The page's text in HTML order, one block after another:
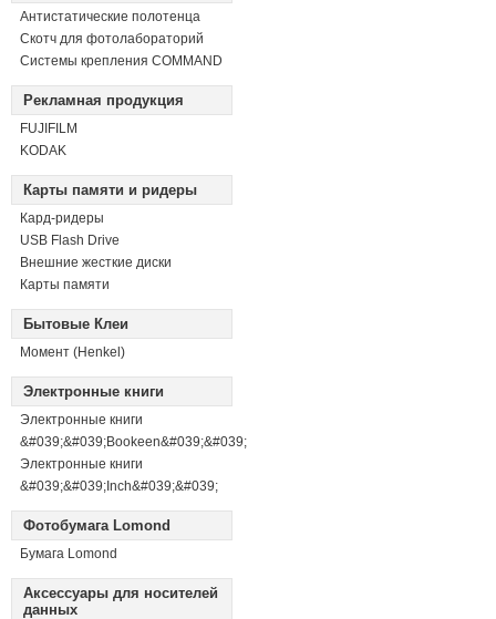
Антистатические полотенца
Скотч для фотолабораторий
Системы крепления COMMAND
Рекламная продукция
FUJIFILM
KODAK
Карты памяти и ридеры
Кард-ридеры
USB Flash Drive
Внешние жесткие диски
Карты памяти
Бытовые Клеи
Момент (Henkel)
Электронные книги
Электронные книги
&#039;&#039;Bookeen&#039;&#039;
Электронные книги
&#039;&#039;Inch&#039;&#039;
Фотобумага Lomond
Бумага Lomond
Аксессуары для носителей
данных